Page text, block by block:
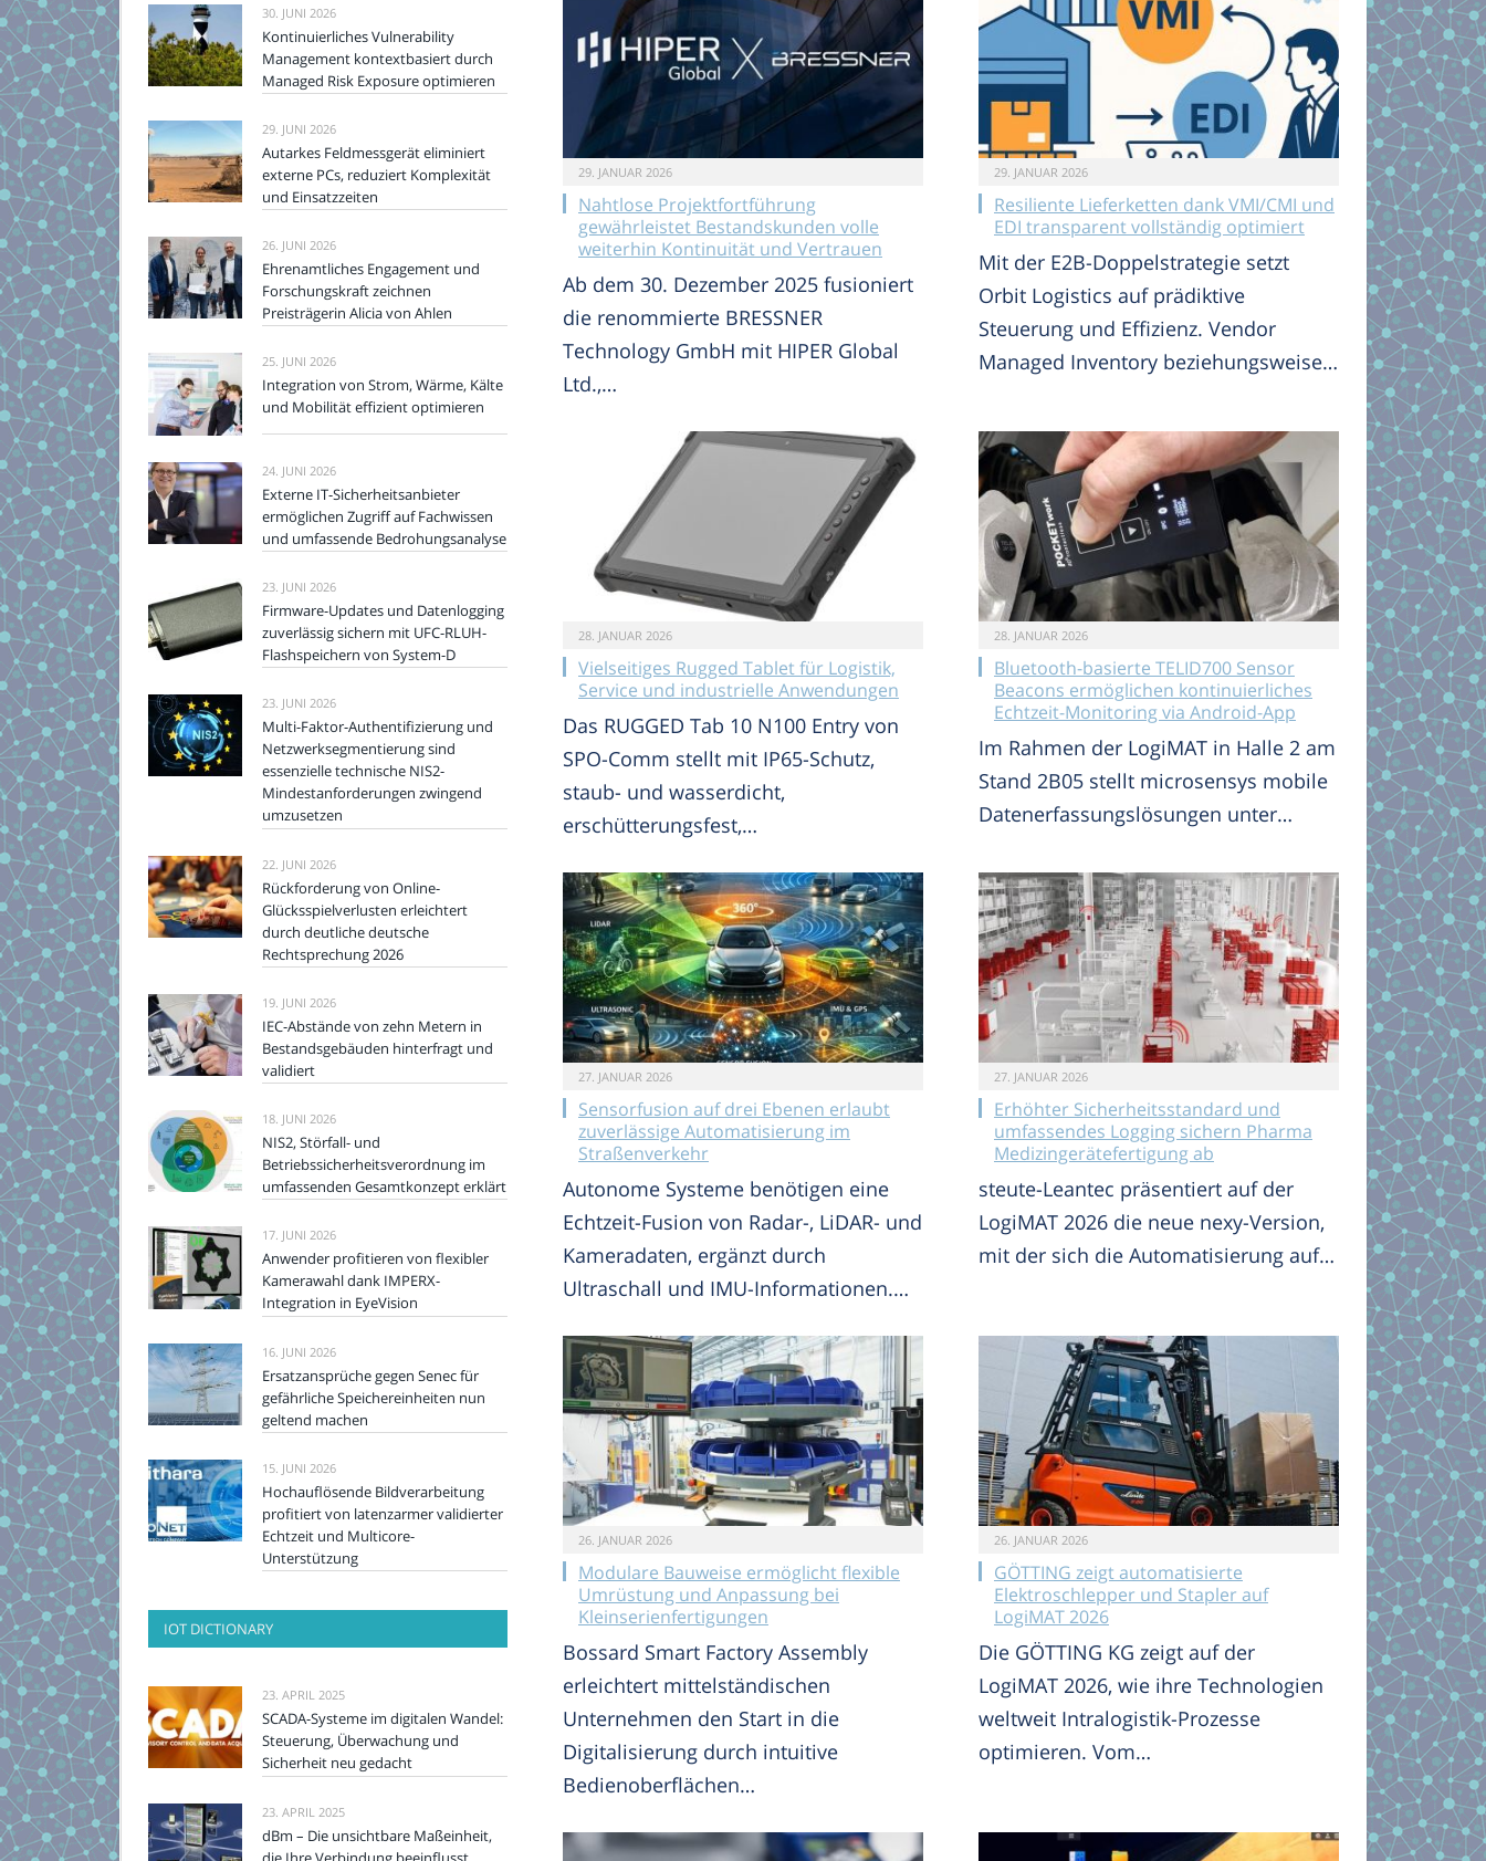
29. JANUAR 2026
Nahtlose Projektfortführung
gewährleistet Bestandskunden volle
weiterhin Kontinuität und Vertrauen
Ab dem 30. Dezember 2025 fusioniert
die renommierte BRESSNER
Technology GmbH mit HIPER Global
Ltd.,…
29. JANUAR 2026
Resiliente Lieferketten dank VMI/CMI und
EDI transparent vollständig optimiert
Mit der E2B-Doppelstrategie setzt
Orbit Logistics auf prädiktive
Steuerung und Effizienz. Vendor
Managed Inventory beziehungsweise…
28. JANUAR 2026
Vielseitiges Rugged Tablet für Logistik,
Service und industrielle Anwendungen
Das RUGGED Tab 10 N100 Entry von
SPO-Comm stellt mit IP65-Schutz,
staub- und wasserdicht,
erschütterungsfest,…
28. JANUAR 2026
Bluetooth-basierte TELID700 Sensor
Beacons ermöglichen kontinuierliches
Echtzeit-Monitoring via Android-App
Im Rahmen der LogiMAT in Halle 2 am
Stand 2B05 stellt microsensys mobile
Datenerfassungslösungen unter…
27. JANUAR 2026
Sensorfusion auf drei Ebenen erlaubt
zuverlässige Automatisierung im
Straßenverkehr
Autonome Systeme benötigen eine
Echtzeit-Fusion von Radar-, LiDAR- und
Kameradaten, ergänzt durch
Ultraschall und IMU-Informationen.…
27. JANUAR 2026
Erhöhter Sicherheitsstandard und
umfassendes Logging sichern Pharma
Medizingerätefertigung ab
steute-Leantec präsentiert auf der
LogiMAT 2026 die neue nexy-Version,
mit der sich die Automatisierung auf…
26. JANUAR 2026
Modulare Bauweise ermöglicht flexible
Umrüstung und Anpassung bei
Kleinserienfertigungen
Bossard Smart Factory Assembly
erleichtert mittelständischen
Unternehmen den Start in die
Digitalisierung durch intuitive
Bedienoberflächen…
26. JANUAR 2026
GÖTTING zeigt automatisierte
Elektroschlepper und Stapler auf
LogiMAT 2026
Die GÖTTING KG zeigt auf der
LogiMAT 2026, wie ihre Technologien
weltweit Intralogistik-Prozesse
optimieren. Vom…
30. JUNI 2026
Kontinuierliches Vulnerability
Management kontextbasiert durch
Managed Risk Exposure optimieren
29. JUNI 2026
Autarkes Feldmessgerät eliminiert
externe PCs, reduziert Komplexität
und Einsatzzeiten
26. JUNI 2026
Ehrenamtliches Engagement und
Forschungskraft zeichnen
Preisträgerin Alicia von Ahlen
25. JUNI 2026
Integration von Strom, Wärme, Kälte
und Mobilität effizient optimieren
24. JUNI 2026
Externe IT-Sicherheitsanbieter
ermöglichen Zugriff auf Fachwissen
und umfassende Bedrohungsanalyse
23. JUNI 2026
Firmware-Updates und Datenlogging
zuverlässig sichern mit UFC-RLUH-
Flashspeichern von System-D
23. JUNI 2026
Multi-Faktor-Authentifizierung und
Netzwerksegmentierung sind
essenzielle technische NIS2-
Mindestanforderungen zwingend
umzusetzen
22. JUNI 2026
Rückforderung von Online-
Glücksspielverlusten erleichtert
durch deutliche deutsche
Rechtsprechung 2026
19. JUNI 2026
IEC-Abstände von zehn Metern in
Bestandsgebäuden hinterfragt und
validiert
18. JUNI 2026
NIS2, Störfall- und
Betriebssicherheitsverordnung im
umfassenden Gesamtkonzept erklärt
17. JUNI 2026
Anwender profitieren von flexibler
Kamerawahl dank IMPERX-
Integration in EyeVision
16. JUNI 2026
Ersatzansprüche gegen Senec für
gefährliche Speichereinheiten nun
geltend machen
15. JUNI 2026
Hochauflösende Bildverarbeitung
profitiert von latenzarmer validierter
Echtzeit und Multicore-
Unterstützung
IOT DICTIONARY
23. APRIL 2025
SCADA-Systeme im digitalen Wandel:
Steuerung, Überwachung und
Sicherheit neu gedacht
23. APRIL 2025
dBm – Die unsichtbare Maßeinheit,